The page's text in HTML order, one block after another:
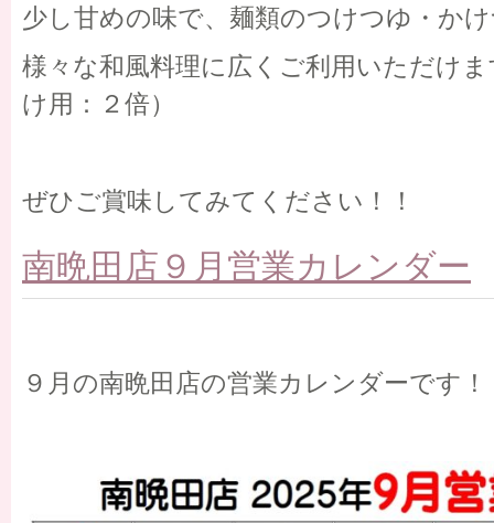
少し甘めの味で、麺類のつけつゆ・か
様々な和風料理に広くご利用いただけ
け用：２倍）
ぜひご賞味してみてください！！
南晩田店９月営業カレンダー
９月の南晩田店の営業カレンダーです！